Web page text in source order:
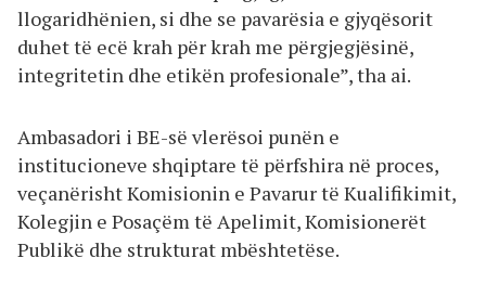
llogaridhënien, si dhe se pavarësia e gjyqësorit
duhet të ecë krah për krah me përgjegjësinë,
integritetin dhe etikën profesionale”, tha ai.
Ambasadori i BE-së vlerësoi punën e
institucioneve shqiptare të përfshira në proces,
veçanërisht Komisionin e Pavarur të Kualifikimit,
Kolegjin e Posaçëm të Apelimit, Komisionerët
Publikë dhe strukturat mbështetëse.